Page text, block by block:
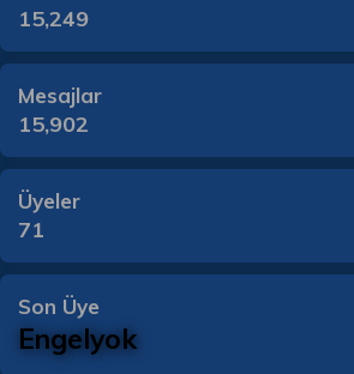
15,249
Mesajlar
15,902
Üyeler
71
Son Üye
Engelyok